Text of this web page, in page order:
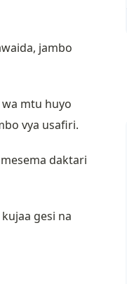
jambo
mtu huyo
vya usafiri.
daktari
gesi na